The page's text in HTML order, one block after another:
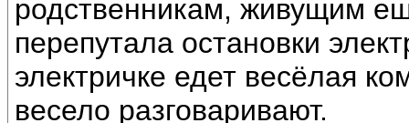
родственникам, живущим
перепутала остановки
электричке едет весёлая
весело разговаривают.